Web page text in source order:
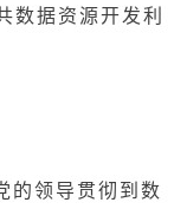
数据资源开发利
的领导贯彻到数